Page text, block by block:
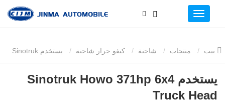
منتجات شاحنة كيفو جرار شاحنة يستخدم Sinotruk
Howo 371hp 6x4 Truck Headيستخدم Sinotruk Howo 371hp 6x4
Truck Head